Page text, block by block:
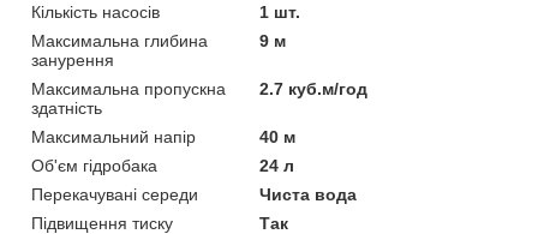
Кількість насосів
1 шт.
Максимальна глибина
занурення
9 м
Максимальна пропускна
здатність
2.7 куб.м/год
Максимальний напір
40 м
Об'єм гідробака
24 л
Перекачувані середи
Чиста вода
Підвищення тиску
Так